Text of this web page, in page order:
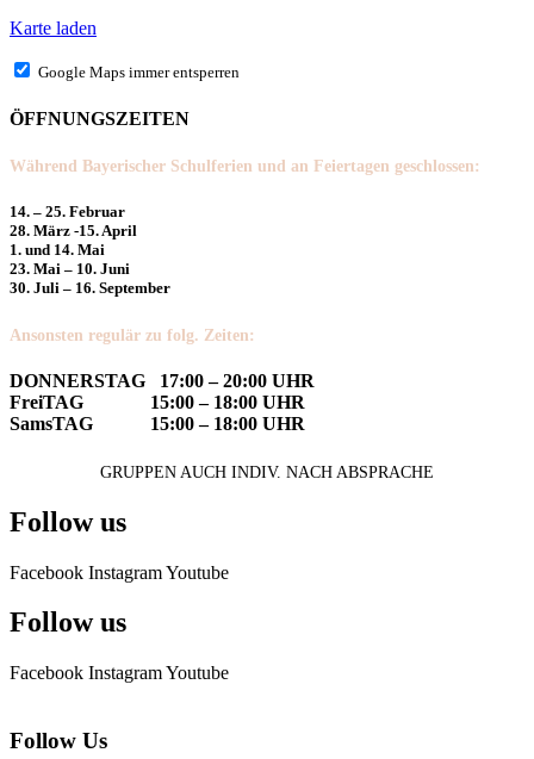
Karte laden
Google Maps immer entsperren
ÖFFNUNGSZEITEN
Während Bayerischer Schulferien und an Feiertagen geschlossen:
14. – 25. Februar
28. März -15. April
1. und 14. Mai
23. Mai – 10. Juni
30. Juli – 16. September
Ansonsten regulär zu folg. Zeiten:
DONNERSTAG 17:00 – 20:00 UHR
FreiTAG 15:00 – 18:00 UHR
SamsTAG 15:00 – 18:00 UHR
GRUPPEN AUCH INDIV. NACH ABSPRACHE
Follow us
Facebook InstagramYoutube
Follow us
Facebook InstagramYoutube
Follow Us